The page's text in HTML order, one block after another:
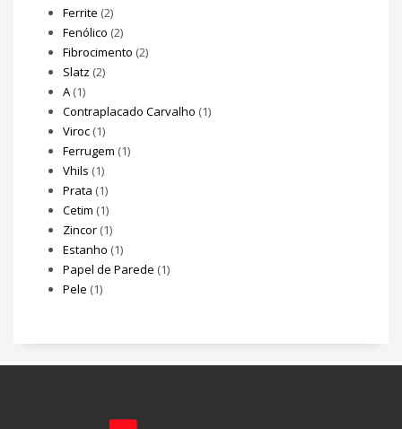
Ferrite (2)
Fenólico (2)
Fibrocimento (2)
Slatz (2)
A (1)
Contraplacado Carvalho (1)
Viroc (1)
Ferrugem (1)
Vhils (1)
Prata (1)
Cetim (1)
Zincor (1)
Estanho (1)
Papel de Parede (1)
Pele (1)